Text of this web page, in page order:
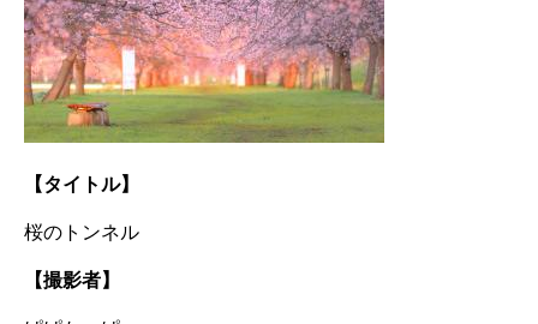
【タイトル】
桜のトンネル
【撮影者】